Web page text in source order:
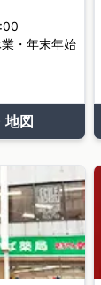
・年末年始
地図